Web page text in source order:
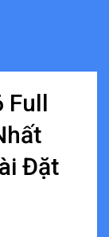
Full
Đặt